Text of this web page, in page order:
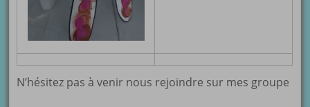
N’hésitez pas à venir nous rejoindre sur mes groupe